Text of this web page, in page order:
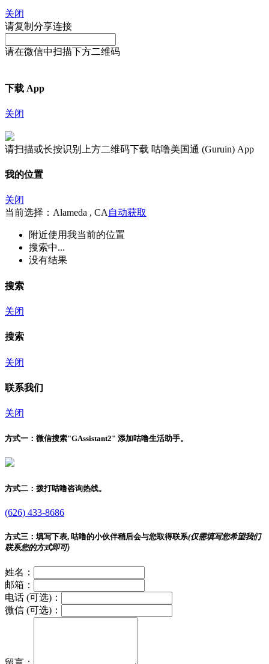
关闭
请复制分享连接
请在微信中扫描下方二维码
下载 App
关闭
请扫描或长按识别上方二维码下载 咕噜美国通 (Guruin) App
我的位置
关闭
当前选择：Alameda , CA自动获取
附近使用我当前的位置
搜索中...
没有结果
搜索
关闭
搜索
关闭
联系我们
关闭
方式一： 微信搜索"GAssistant2" 添加咕噜生活助手。
方式二： 拨打咕噜咨询热线。
(626) 433-8686
方式三： 填写下表, 咕噜的小伙伴稍后会与您取得联系(仅需填写您希望我们
联系您的方式即可)
姓名：
邮箱：
电话 (可选)：
微信 (可选)：